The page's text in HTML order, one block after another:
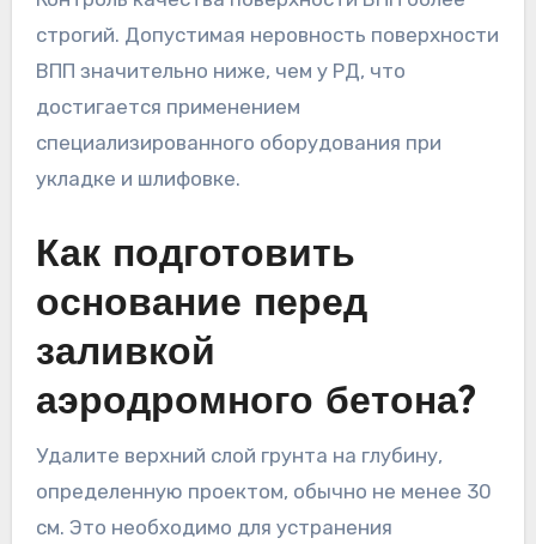
строгий. Допустимая неровность поверхности
ВПП значительно ниже, чем у РД, что
достигается применением
специализированного оборудования при
укладке и шлифовке.
Как подготовить
основание перед
заливкой
аэродромного бетона?
Удалите верхний слой грунта на глубину,
определенную проектом, обычно не менее 30
см. Это необходимо для устранения